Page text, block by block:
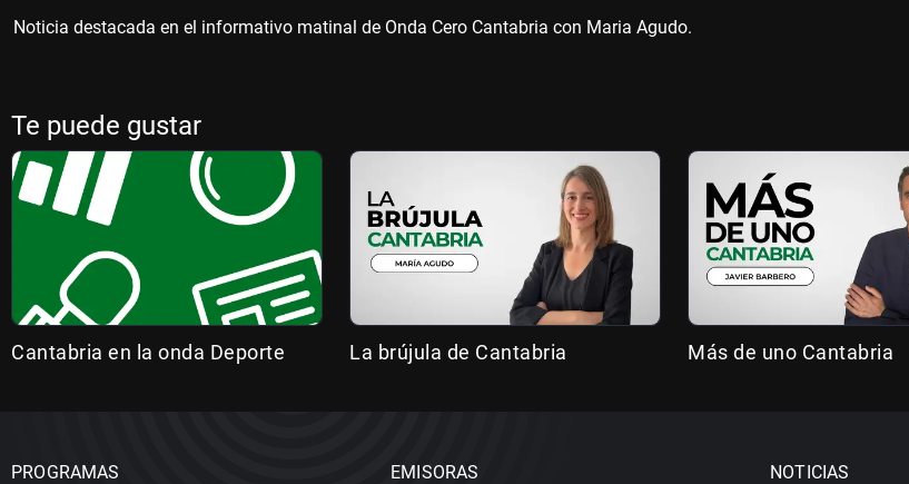
Noticia destacada en el informativo matinal de Onda Cero Cantabria con Maria Agudo.
Te puede gustar
Cantabria en la onda Deporte La brújula de Cantabria Más de uno Cantabria
PROGRAMAS EMISORAS NOTICIAS